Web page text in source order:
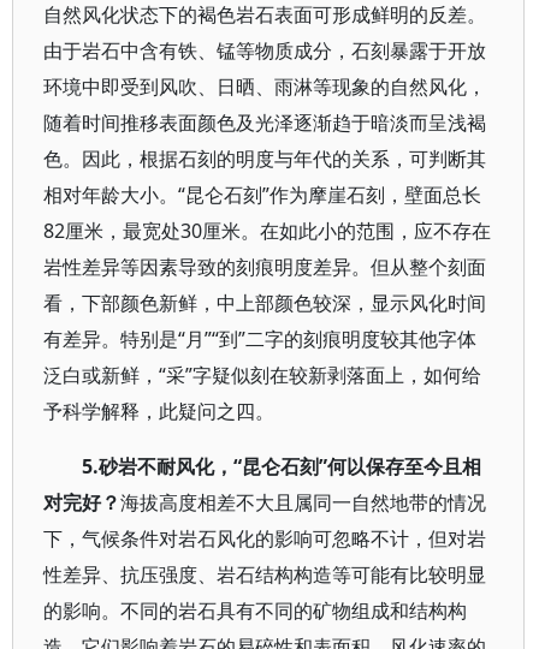
自然风化状态下的褐色岩石表面可形成鲜明的反差。
由于岩石中含有铁、锰等物质成分，石刻暴露于开放
环境中即受到风吹、日晒、雨淋等现象的自然风化，
随着时间推移表面颜色及光泽逐渐趋于暗淡而呈浅褐
色。因此，根据石刻的明度与年代的关系，可判断其
相对年龄大小。“昆仑石刻”作为摩崖石刻，壁面总长
82厘米，最宽处30厘米。在如此小的范围，应不存在
岩性差异等因素导致的刻痕明度差异。但从整个刻面
看，下部颜色新鲜，中上部颜色较深，显示风化时间
有差异。特别是“月”“到”二字的刻痕明度较其他字体
泛白或新鲜，“采”字疑似刻在较新剥落面上，如何给
予科学解释，此疑问之四。
5.砂岩不耐风化，“昆仑石刻”何以保存至今且相
对完好？海拔高度相差不大且属同一自然地带的情况
下，气候条件对岩石风化的影响可忽略不计，但对岩
性差异、抗压强度、岩石结构构造等可能有比较明显
的影响。不同的岩石具有不同的矿物组成和结构构